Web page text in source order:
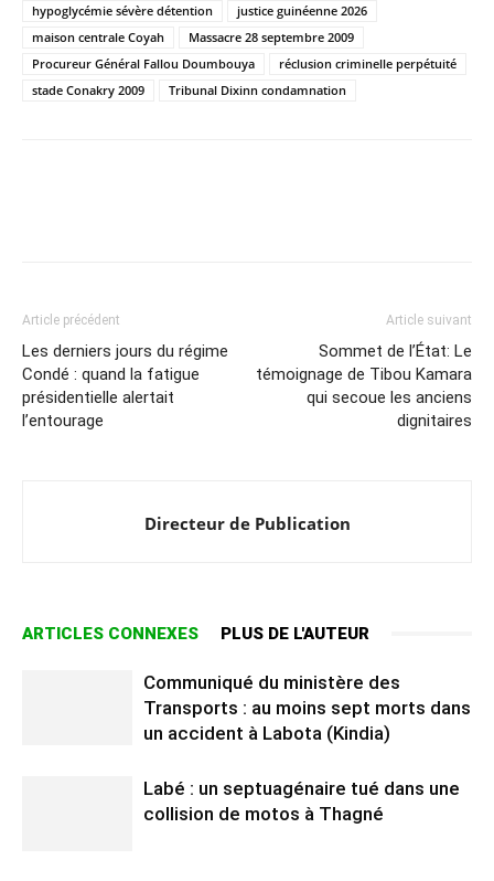
hypoglycémie sévère détention
justice guinéenne 2026
maison centrale Coyah
Massacre 28 septembre 2009
Procureur Général Fallou Doumbouya
réclusion criminelle perpétuité
stade Conakry 2009
Tribunal Dixinn condamnation
Article précédent
Les derniers jours du régime
Condé : quand la fatigue
présidentielle alertait
l’entourage
Article suivant
Sommet de l’État: Le
témoignage de Tibou Kamara
qui secoue les anciens
dignitaires
Directeur de Publication
ARTICLES CONNEXES PLUS DE L'AUTEUR
Communiqué du ministère des
Transports : au moins sept morts dans
un accident à Labota (Kindia)
Labé : un septuagénaire tué dans une
collision de motos à Thagné